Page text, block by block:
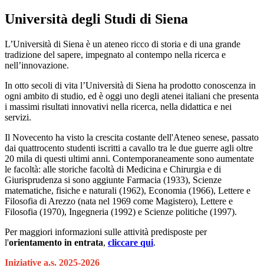
Università degli Studi di Siena
L’Università di Siena è un ateneo ricco di storia e di una grande
tradizione del sapere, impegnato al contempo nella ricerca e
nell’innovazione.
In otto secoli di vita l’Università di Siena ha prodotto conoscenza in
ogni ambito di studio, ed è oggi uno degli atenei italiani che presenta
i massimi risultati innovativi nella ricerca, nella didattica e nei
servizi.
Il Novecento ha visto la crescita costante dell'Ateneo senese, passato
dai quattrocento studenti iscritti a cavallo tra le due guerre agli oltre
20 mila di questi ultimi anni. Contemporaneamente sono aumentate
le facoltà: alle storiche facoltà di Medicina e Chirurgia e di
Giurisprudenza si sono aggiunte Farmacia (1933), Scienze
matematiche, fisiche e naturali (1962), Economia (1966), Lettere e
Filosofia di Arezzo (nata nel 1969 come Magistero), Lettere e
Filosofia (1970), Ingegneria (1992) e Scienze politiche (1997).
Per maggiori informazioni sulle attività predisposte per
l'orientamento in entrata, cliccare qui.
Iniziative a.s. 2025-2026